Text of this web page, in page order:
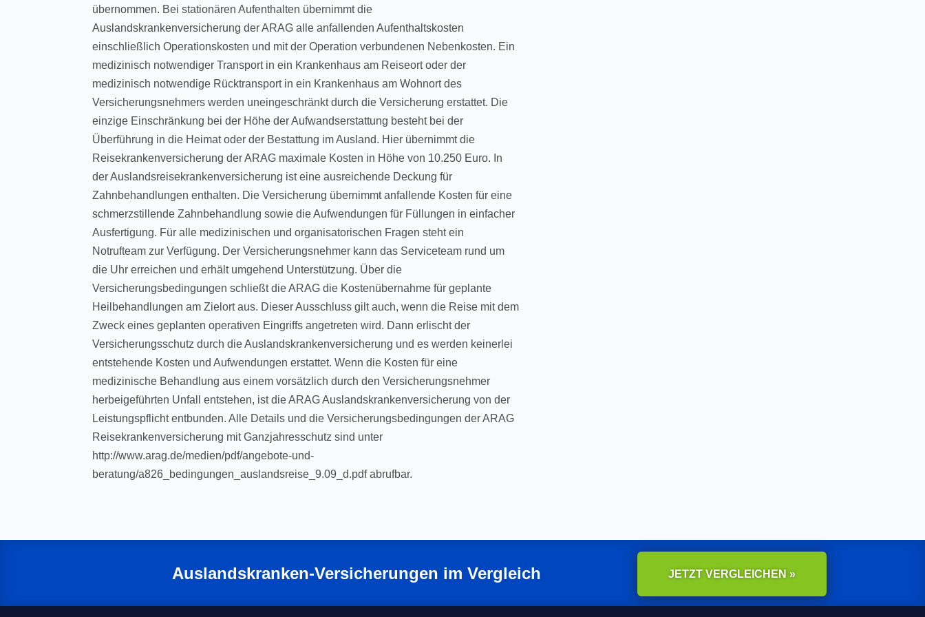
übernommen. Bei stationären Aufenthalten übernimmt die
Auslandskrankenversicherung der ARAG alle anfallenden Aufenthaltskosten
einschließlich Operationskosten und mit der Operation verbundenen Nebenkosten. Ein
medizinisch notwendiger Transport in ein Krankenhaus am Reiseort oder der
medizinisch notwendige Rücktransport in ein Krankenhaus am Wohnort des
Versicherungsnehmers werden uneingeschränkt durch die Versicherung erstattet. Die
einzige Einschränkung bei der Höhe der Aufwandserstattung besteht bei der
Überführung in die Heimat oder der Bestattung im Ausland. Hier übernimmt die
Reisekrankenversicherung der ARAG maximale Kosten in Höhe von 10.250 Euro. In
der Auslandsreisekrankenversicherung ist eine ausreichende Deckung für
Zahnbehandlungen enthalten. Die Versicherung übernimmt anfallende Kosten für eine
schmerzstillende Zahnbehandlung sowie die Aufwendungen für Füllungen in einfacher
Ausfertigung. Für alle medizinischen und organisatorischen Fragen steht ein
Notrufteam zur Verfügung. Der Versicherungsnehmer kann das Serviceteam rund um
die Uhr erreichen und erhält umgehend Unterstützung. Über die
Versicherungsbedingungen schließt die ARAG die Kostenübernahme für geplante
Heilbehandlungen am Zielort aus. Dieser Ausschluss gilt auch, wenn die Reise mit dem
Zweck eines geplanten operativen Eingriffs angetreten wird. Dann erlischt der
Versicherungsschutz durch die Auslandskrankenversicherung und es werden keinerlei
entstehende Kosten und Aufwendungen erstattet. Wenn die Kosten für eine
medizinische Behandlung aus einem vorsätzlich durch den Versicherungsnehmer
herbeigeführten Unfall entstehen, ist die ARAG Auslandskrankenversicherung von der
Leistungspflicht entbunden. Alle Details und die Versicherungsbedingungen der ARAG
Reisekrankenversicherung mit Ganzjahresschutz sind unter
http://www.arag.de/medien/pdf/angebote-und-
beratung/a826_bedingungen_auslandsreise_9.09_d.pdf abrufbar.
Auslandskranken-Versicherungen im Vergleich JETZT VERGLEICHEN »